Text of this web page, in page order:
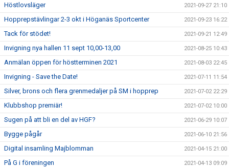
Höstlovsläger 2021-09-27 21:10
Hopprepstävlingar 2-3 okt i Höganäs Sportcenter 2021-09-23 16:22
Tack för stödet! 2021-09-21 12:49
Invigning nya hallen 11 sept 10,00-13,00 2021-08-25 10:43
Anmälan öppen för höstterminen 2021 2021-08-03 22:45
Invigning - Save the Date! 2021-07-11 11:54
Silver, brons och flera grenmedaljer på SM i hopprep 2021-07-02 22:29
Klubbshop premiär! 2021-07-02 10:00
Sugen på att bli en del av HGF? 2021-06-29 10:07
Bygge pågår 2021-06-10 21:56
Digital insamling Majblomman 2021-04-15 21:00
På G i föreningen 2021-04-13 09:09